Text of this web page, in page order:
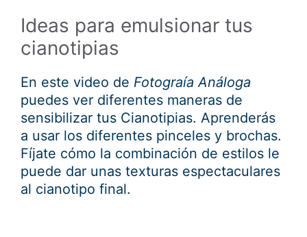
Ideas para emulsionar tus
cianotipias
En este video de Fotograía Análoga
puedes ver diferentes maneras de
sensibilizar tus Cianotipias. Aprenderás
a usar los diferentes pinceles y brochas.
Fíjate cómo la combinación de estilos le
puede dar unas texturas espectaculares
al cianotipo final.